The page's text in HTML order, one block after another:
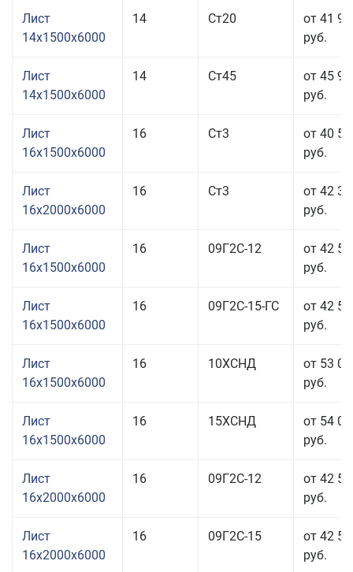
Лист
14x1500x6000
14 Ст20
от 41
руб.
Лист
14x1500x6000
14 Ст45
от 45
руб.
Лист
16x1500x6000
16 Ст3
от 40
руб.
Лист
16x2000x6000
16 Ст3
от 42
руб.
Лист
16x1500x6000
16 09Г2С-12
от 42
руб.
Лист
16x1500x6000
16 09Г2С-15-ГС
от 42
руб.
Лист
16x1500x6000
16 10ХСНД
от 53
руб.
Лист
16x1500x6000
16 15ХСНД
от 54
руб.
Лист
16x2000x6000
16 09Г2С-12
от 42
руб.
Лист
16x2000x6000
16 09Г2С-15
от 42
руб.